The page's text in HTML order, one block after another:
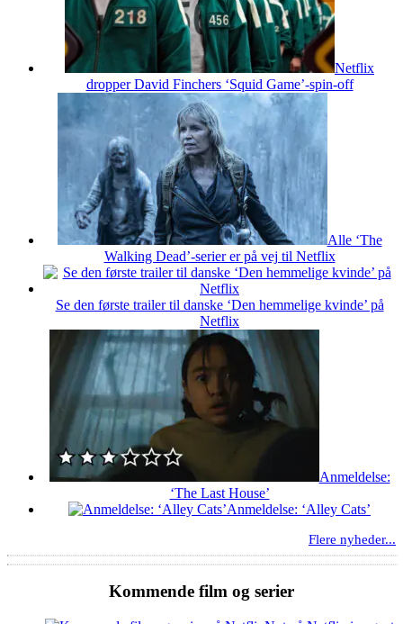
Netflix
dropper David Finchers ‘Squid Game’-spin-off
Alle ‘The
Walking Dead’-serier er på vej til Netflix
Se den første trailer til danske ‘Den hemmelige kvinde’ på
Netflix
Anmeldelse:
‘The Last House’
Anmeldelse: ‘Alley Cats’
Flere nyheder...
Kommende film og serier